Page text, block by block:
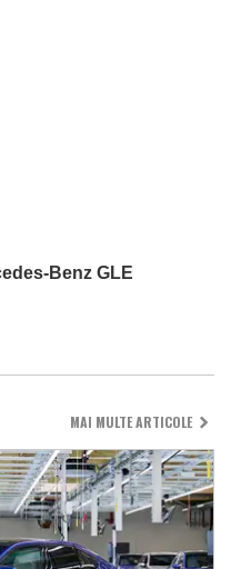
Benz GLE
MAI MULTE ARTICOLE